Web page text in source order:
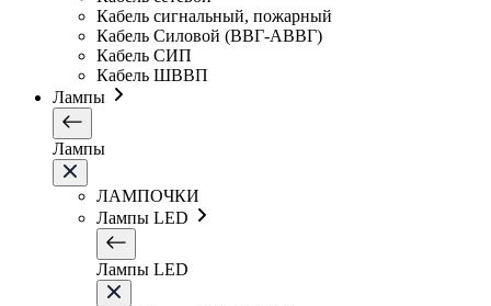
Кабель сигнальный, пожарный
Кабель Силовой (ВВГ-АВВГ)
Кабель СИП
Кабель ШВВП
Лампы
Лампы
ЛАМПОЧКИ
Лампы LED
Лампы LED